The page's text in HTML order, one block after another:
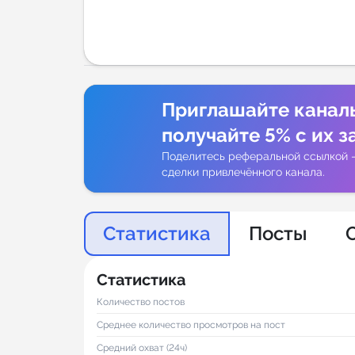
Приглашайте
получайте 5% с их
Поделитесь реферальной ссылкой
сделки привлечённого канала.
Статистика Посты
Статистика
Количество постов
Среднее количество просмотров на пост
Средний охват (24ч)